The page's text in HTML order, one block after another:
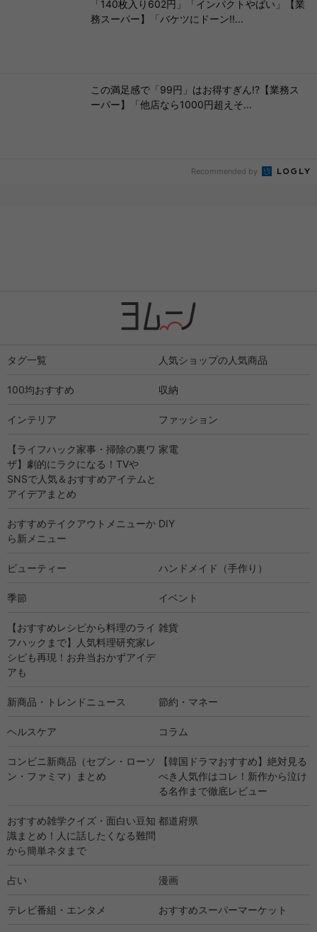
「140枚入り602円」「インパクトやばい」【業
務スーパー】「バケツにドーン!!...
この満足感で「99円」はお得すぎん!?【業務ス
ーパー】「他店なら1000円超えそ...
Recommended by
タグ一覧 人気ショップの人気商品
100均おすすめ 収納
インテリア ファッション
【ライフハック家事・掃除の裏ワ
ザ】劇的にラクになる！TVや
SNSで人気＆おすすめアイテムと
アイデアまとめ
家電
おすすめテイクアウトメニューか
ら新メニュー
DIY
ビューティー ハンドメイド（手作り）
季節 イベント
【おすすめレシピから料理のライ
フハックまで】人気料理研究家レ
シピも再現！お弁当おかずアイデ
アも
雑貨
新商品・トレンドニュース 節約・マネー
ヘルスケア コラム
コンビニ新商品（セブン・ローソ
ン・ファミマ）まとめ
【韓国ドラマおすすめ】絶対見る
べき人気作はコレ！新作から泣け
る名作まで徹底レビュー
おすすめ雑学クイズ・面白い豆知
識まとめ！人に話したくなる難問
から簡単ネタまで
都道府県
占い 漫画
テレビ番組・エンタメ おすすめスーパーマーケット